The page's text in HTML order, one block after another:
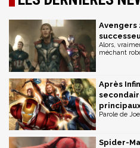
Avengers
Alors,
méchant
Après
Parole de
Spider-